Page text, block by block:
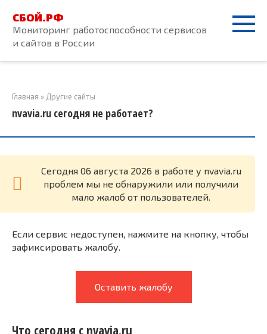
контенту
СБОЙ.РФ
Мониторинг работоспособности сервисов
и сайтов в России
Главная » Другие сайты
nvavia.ru сегодня не работает?
Cегодня 06 августа 2026 в работе у nvavia.ru
проблем мы не обнаружили или получили
мало жалоб от пользователей.
Если сервис недоступен, нажмите на кнопку, чтобы
зафиксировать жалобу.
Оставить жалобу
Что сегодня с nvavia.ru